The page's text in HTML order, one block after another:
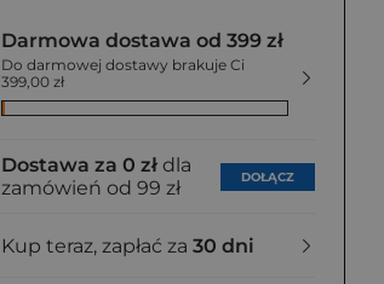
Darmowa dostawa od 399 zł
Do darmowej dostawy brakuje Ci
399,00 zł
Dostawa za 0 zł dla
zamówień od 99 zł
DOŁĄCZ
Kup teraz, zapłać za 30 dni